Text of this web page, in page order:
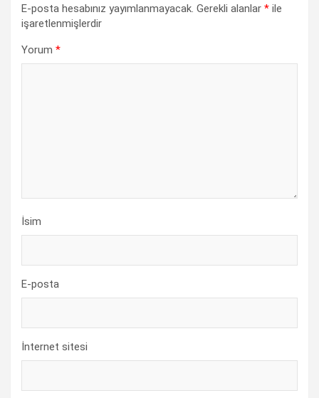
E-posta hesabınız yayımlanmayacak. Gerekli alanlar * ile
işaretlenmişlerdir
Yorum *
İsim
E-posta
İnternet sitesi